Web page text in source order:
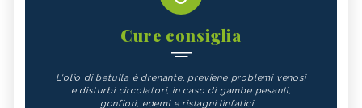
Cure consiglia
L'olio di betulla è drenante, previene problemi venosi
e disturbi circolatori, in caso di gambe pesanti,
gonfiori, edemi e ristagni linfatici.